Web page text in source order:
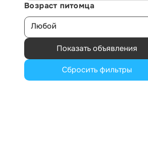
Возраст питомца
Любой
Показать объявления
Сбросить фильтры